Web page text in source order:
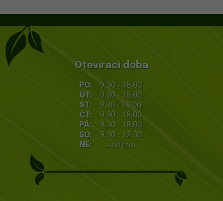
Otevírací doba
PO: 9.30 - 18.00
ÚT: 9.30 - 18.00
ST: 9.30 - 18.00
ČT: 9.30 - 18.00
PÁ: 9.30 - 18.00
SO: 9.30 - 12.30
NE: zavřeno